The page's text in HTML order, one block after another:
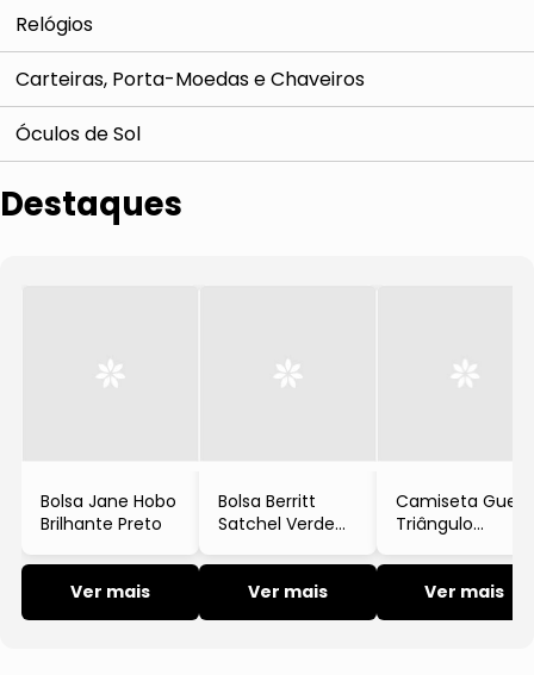
Partes de Baixo
Look Inteiro
Partes de Cima
Partes de Baixo
Relógios
Carteiras, Porta-Moedas e Chaveiros
Óculos de Sol
Destaques
Bolsa Jane Hobo
Brilhante Preto
Ver mais
Bolsa Berritt
Satchel Verde
Ver mais
Camiseta Guess
Triângulo
Timeless Manga
Curta Branco
Ver mais